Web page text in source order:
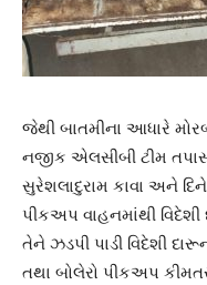
જેથી બાતમીના આધારે
નજીક એલસીબી ટીમ
સુરેશલાદુરામ કાવા અને
પીકઅપ વાહનમાંથી
તેને ઝડપી પાડી વિદેશી
તથા બોલેરો પીકઅપ